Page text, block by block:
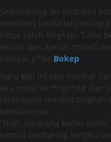
Sebenarnya ini tindakan
memberi tanda lalu
betul salah tingkah. Tidak
keluar dari kamar mandi
sampai p*ha Bokep
Baru kali ini aku melihat
aku mulai ter*ngs*ng dan
tersenyum melihat tingkah
keadaannya.
“Nah, sekarang kamu
sambil berbaring